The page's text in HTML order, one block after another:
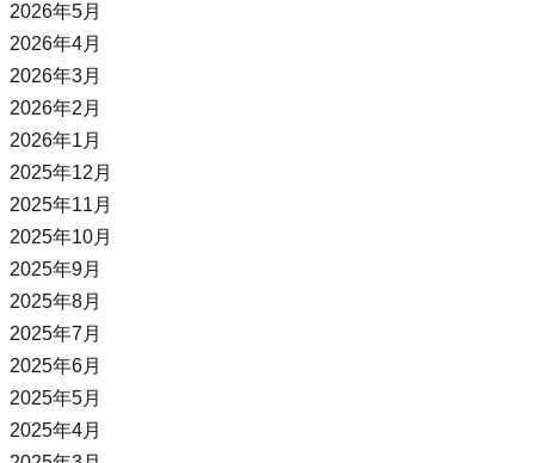
2026年5月
2026年4月
2026年3月
2026年2月
2026年1月
2025年12月
2025年11月
2025年10月
2025年9月
2025年8月
2025年7月
2025年6月
2025年5月
2025年4月